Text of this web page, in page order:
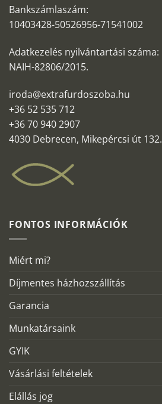
Bankszámlaszám:
10403428-50526956-71541002
Adatkezelés nyilvántartási száma:
NAIH-82806/2015.
iroda@extrafurdoszoba.hu
+36 52 535 712
+36 70 940 2907
4030 Debrecen, Mikepércsi út 132.
FONTOS INFORMÁCIÓK
Miért mi?
Díjmentes házhozszállítás
Garancia
Munkatársaink
GYIK
Vásárlási feltételek
Elállás jog